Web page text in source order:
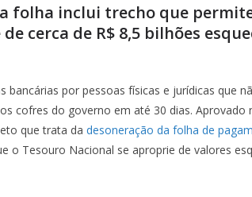
folha inclui trecho que
cerca de R$ 8,5 bilhões
bancárias por pessoas físicas e jurídicas que
cofres do governo em até 30 dias. Aprovado
que trata da desoneração da folha de
o Tesouro Nacional se aproprie de valores